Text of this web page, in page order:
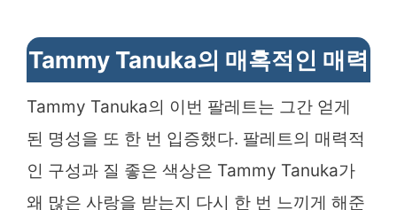
Tammy Tanuka의 매혹적인 매력
Tammy Tanuka의 이번 팔레트는 그간 얻게
된 명성을 또 한 번 입증했다. 팔레트의 매력적
인 구성과 질 좋은 색상은 Tammy Tanuka가
왜 많은 사랑을 받는지 다시 한 번 느끼게 해준